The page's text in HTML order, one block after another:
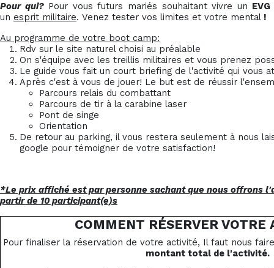
Pour qui?Pour vous futurs mariés souhaitant vivre un EVG
un esprit militaire. Venez tester vos limites et votre mental !
Au programme de votre boot camp:
Rdv sur le site naturel choisi au préalable
On s'équipe avec les treillis militaires et vous prenez
Le guide vous fait un court briefing de l'activité qui vous
Après c'est à vous de jouer! Le but est de réussir
Parcours relais du combattant
Parcours de tir à la carabine laser
Pont de singe
Orientation
De retour au parking, il vous restera seulement à nous
google pour témoigner de votre satisfaction!
*Le prix affiché est par personne sachant que nous offrons
partir de 10 participant(e)s
COMMENT RÉSERVER VOTRE
Pour finaliser la réservation de votre activité, Il faut nous
montant total de l'activité.